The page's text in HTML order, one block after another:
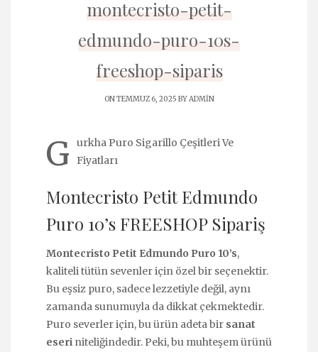
montecristo-petit-
edmundo-puro-10s-
freeshop-siparis
ON TEMMUZ 6, 2025 BYADMIN
G
urkha Puro Sigarillo Çeşitleri Ve
Fiyatları
Montecristo Petit Edmundo
Puro 10’s FREESHOP Sipariş
Montecristo Petit Edmundo Puro 10’s,
kaliteli tütün sevenler için özel bir seçenektir.
Bu eşsiz puro, sadece lezzetiyle değil, aynı
zamanda sunumuyla da dikkat çekmektedir.
Puro severler için, bu ürün adeta bir sanat
eseri niteliğindedir. Peki, bu muhteşem ürünü